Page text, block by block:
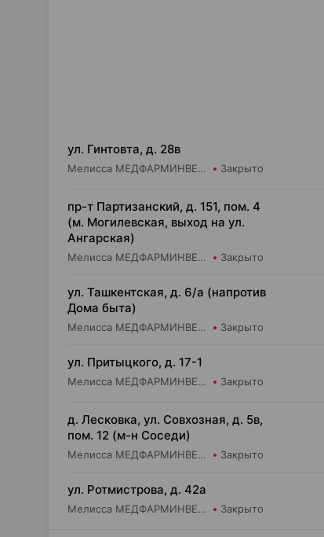
ул. Гинтовта, д. 28в
Мелисса МЕДФАРМИНВЕСТ УП Аптека №20 Закрыто
пр-т Партизанский, д. 151, пом. 4
(м. Могилевская, выход на ул.
Ангарская)
Мелисса МЕДФАРМИНВЕСТ УП Аптека №1 Закрыто
ул. Ташкентская, д. 6/а (напротив
Дома быта)
Мелисса МЕДФАРМИНВЕСТ УП Аптека №2 Закрыто
ул. Притыцкого, д. 17-1
Мелисса МЕДФАРМИНВЕСТ УП Аптека №16 Закрыто
д. Лесковка, ул. Совхозная, д. 5в,
пом. 12 (м-н Соседи)
Мелисса МЕДФАРМИНВЕСТ УП Аптека №33 Закрыто
ул. Ротмистрова, д. 42а
Мелисса МЕДФАРМИНВЕСТ УП Аптека №7 Закрыто